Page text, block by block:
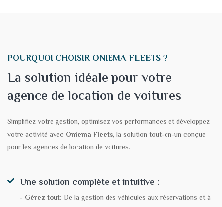
POURQUOI CHOISIRONIEMA FLEETS?
La solution idéale pour votre
agence de location de voitures
Simplifiez votre gestion, optimisez vos performances et développez
votre activité avec Oniema Fleets, la solution tout-en-un conçue
pour les agences de location de voitures.
Une solution complète et intuitive :
- Gérez tout: De la gestion des véhicules aux réservations et à